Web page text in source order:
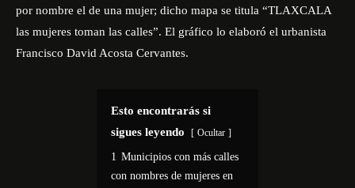
por nombre el de una mujer; dicho mapa se titula “TLAXCALA
las mujeres toman las calles”. El gráfico lo elaboró el urbanista
Francisco David Acosta Cervantes.
Esto encontrarás si
sigues leyendo
Ocultar
1 Municipios con más calles
con nombres de mujeres en